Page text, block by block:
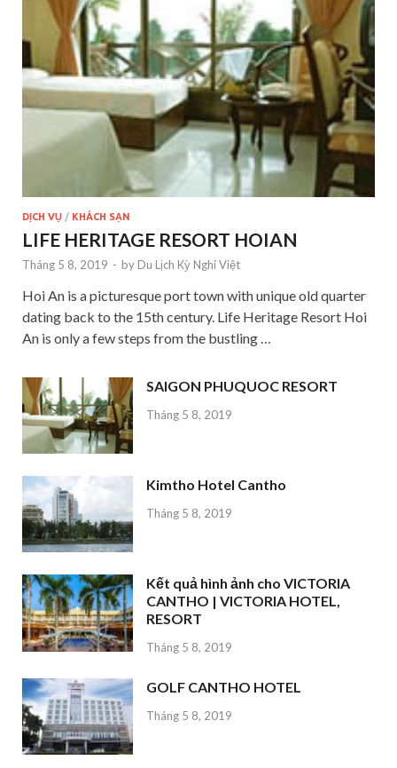
DỊCH VỤ / KHÁCH SẠN
LIFE HERITAGE RESORT HOIAN
Tháng 5 8, 2019 - by Du Lịch Kỳ Nghỉ Việt
Hoi An is a picturesque port town with unique old quarter
dating back to the 15th century. Life Heritage Resort Hoi
An is only a few steps from the bustling …
SAIGON PHUQUOC RESORT
Tháng 5 8, 2019
Kimtho Hotel Cantho
Tháng 5 8, 2019
Kết quả hình ảnh cho VICTORIA
CANTHO | VICTORIA HOTEL,
RESORT
Tháng 5 8, 2019
GOLF CANTHO HOTEL
Tháng 5 8, 2019